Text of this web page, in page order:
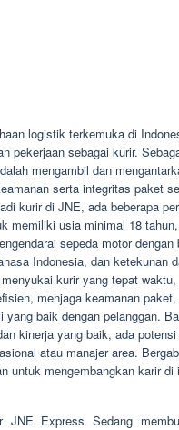
logistik terkemuka di
pekerjaan sebagai kurir.
mengambil dan
serta integritas paket
kurir di JNE, ada beberapa
memiliki usia minimal 18
sepeda motor
Indonesia, dan ketekunan
kurir yang tepat
menjaga keamanan
yang baik dengan pelanggan.
kinerja yang baik, ada
atau manajer area.
untuk mengembangkan karir
JNE Express Sedang